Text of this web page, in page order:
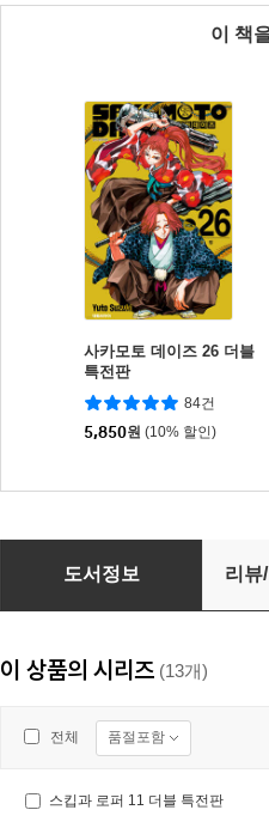
이 책
사카모토 데이즈 26 더블
특전판
84건
5,850원 (10% 할인)
스킵과 로퍼 1
도서정보 리뷰
이 상품의 시리즈 (13개)
전체 품절포함
스킵과 로퍼 11 더블 특전판